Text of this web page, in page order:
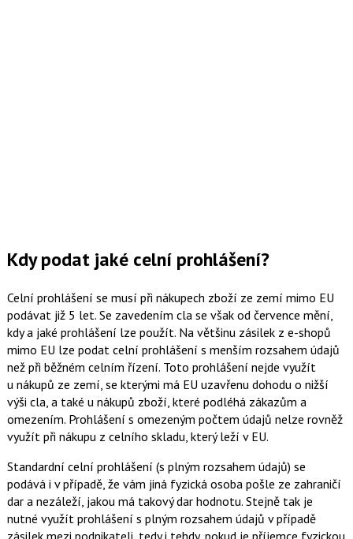
Kdy podat jaké celní prohlášení?
Celní prohlášení se musí při nákupech zboží ze zemí mimo EU
podávat již 5 let. Se zavedením cla se však od července mění,
kdy a jaké prohlášení lze použít. Na většinu zásilek z e-shopů
mimo EU lze podat celní prohlášení s menším rozsahem údajů
než při běžném celním řízení. Toto prohlášení nejde využít
u nákupů ze zemí, se kterými má EU uzavřenu dohodu o nižší
výši cla, a také u nákupů zboží, které podléhá zákazům a
omezením. Prohlášení s omezeným počtem údajů nelze rovněž
využít při nákupu z celního skladu, který leží v EU.
Standardní celní prohlášení (s plným rozsahem údajů) se
podává i v případě, že vám jiná fyzická osoba pošle ze zahraničí
dar a nezáleží, jakou má takový dar hodnotu. Stejně tak je
nutné využít prohlášení s plným rozsahem údajů v případě
zásilek mezi podnikateli, tedy i tehdy, pokud je příjemce fyzickou